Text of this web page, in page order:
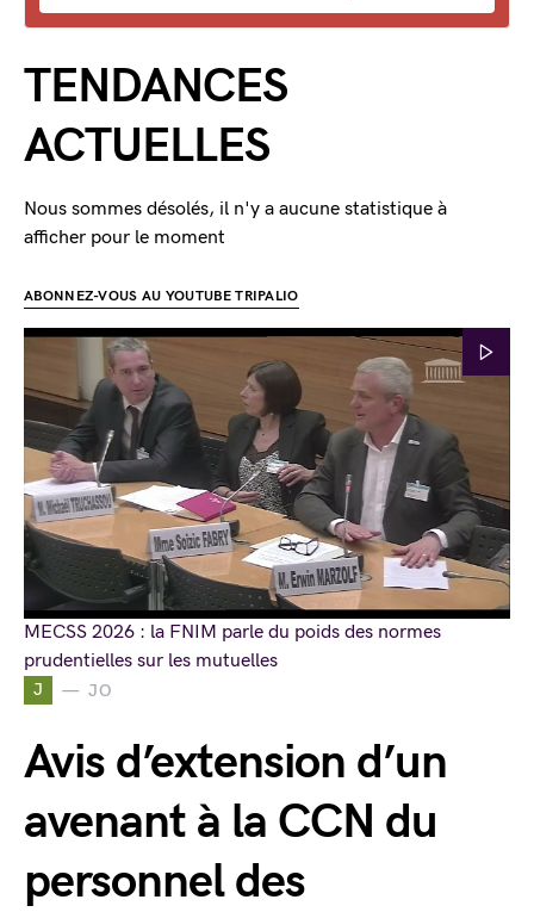
J JO
Avis d’extension d’un
avenant à la CCN du
personnel des
TENDANCES
ACTUELLES
Nous sommes désolés, il n'y a aucune statistique à
afficher pour le moment
ABONNEZ-VOUS AU YOUTUBE TRIPALIO
MECSS 2026 : la FNIM parle du poids des normes
prudentielles sur les mutuelles